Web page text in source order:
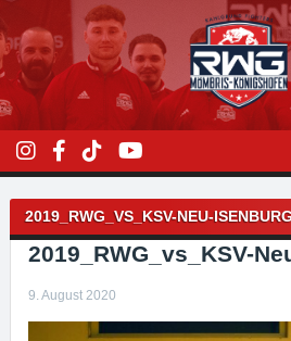
Inhalt
überspringen
2019_RWG_VS_KSV-NEU-
2019_RWG_vs_KSV-
9. August 2020
Beitragsnavigation